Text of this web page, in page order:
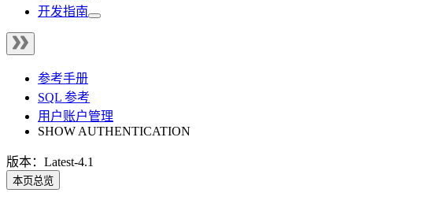
开发指南
参考手册
SQL 参考
用户账户管理
SHOW AUTHENTICATION
版本：Latest-4.1
本页总览